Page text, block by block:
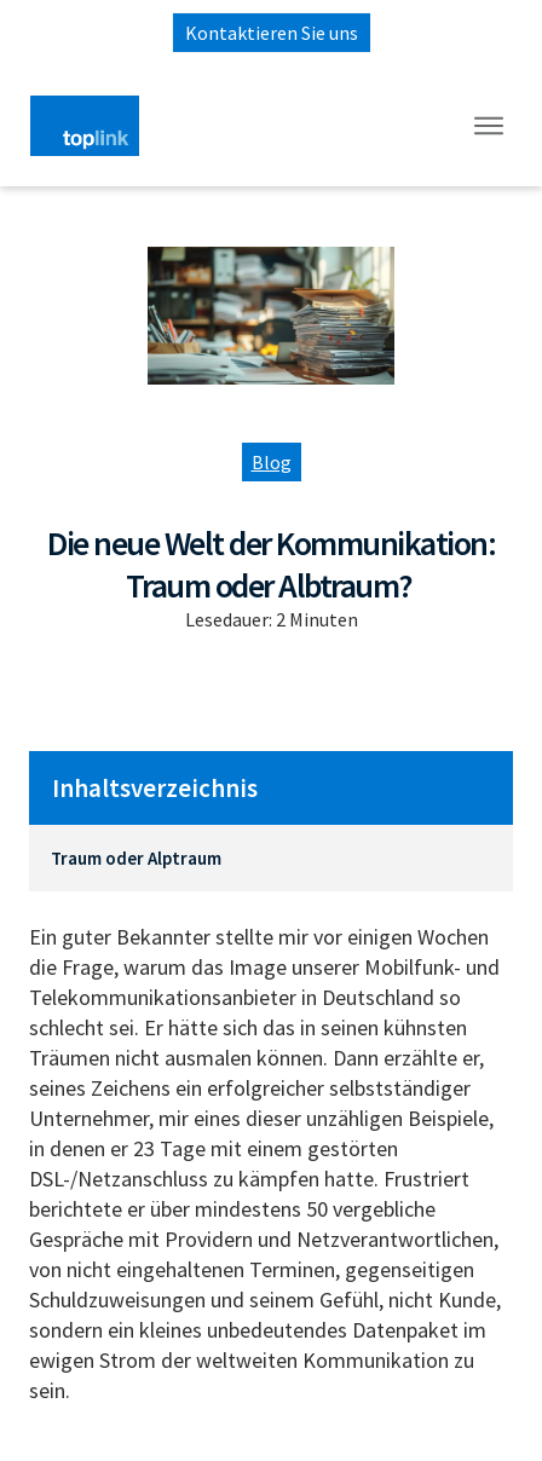
Kontaktieren Sie uns
Blog
Die neue Welt der Kommunikation:
Traum oder Albtraum?
Lesedauer: 2 Minuten
Inhaltsverzeichnis
Traum oder Alptraum
Ein guter Bekannter stellte mir vor einigen Wochen
die Frage, warum das Image unserer Mobilfunk- und
Telekommunikationsanbieter in Deutschland so
schlecht sei. Er hätte sich das in seinen kühnsten
Träumen nicht ausmalen können. Dann erzählte er,
seines Zeichens ein erfolgreicher selbstständiger
Unternehmer, mir eines dieser unzähligen Beispiele,
in denen er 23 Tage mit einem gestörten
DSL-/Netzanschluss zu kämpfen hatte. Frustriert
berichtete er über mindestens 50 vergebliche
Gespräche mit Providern und Netzverantwortlichen,
von nicht eingehaltenen Terminen, gegenseitigen
Schuldzuweisungen und seinem Gefühl, nicht Kunde,
sondern ein kleines unbedeutendes Datenpaket im
ewigen Strom der weltweiten Kommunikation zu
sein.